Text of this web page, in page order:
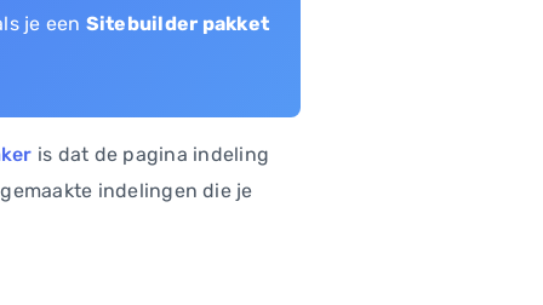
je een Sitebuilder pakket
is dat de pagina indeling
indelingen die je